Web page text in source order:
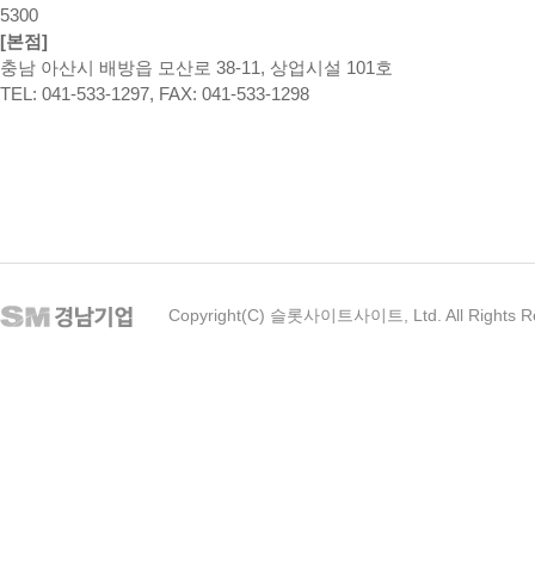
5300
[본점]
충남 아산시 배방읍 모산로 38-11, 상업시설 101호
TEL: 041-533-1297, FAX: 041-533-1298
Copyright(C) 슬롯사이트사이트, Ltd. All Rights